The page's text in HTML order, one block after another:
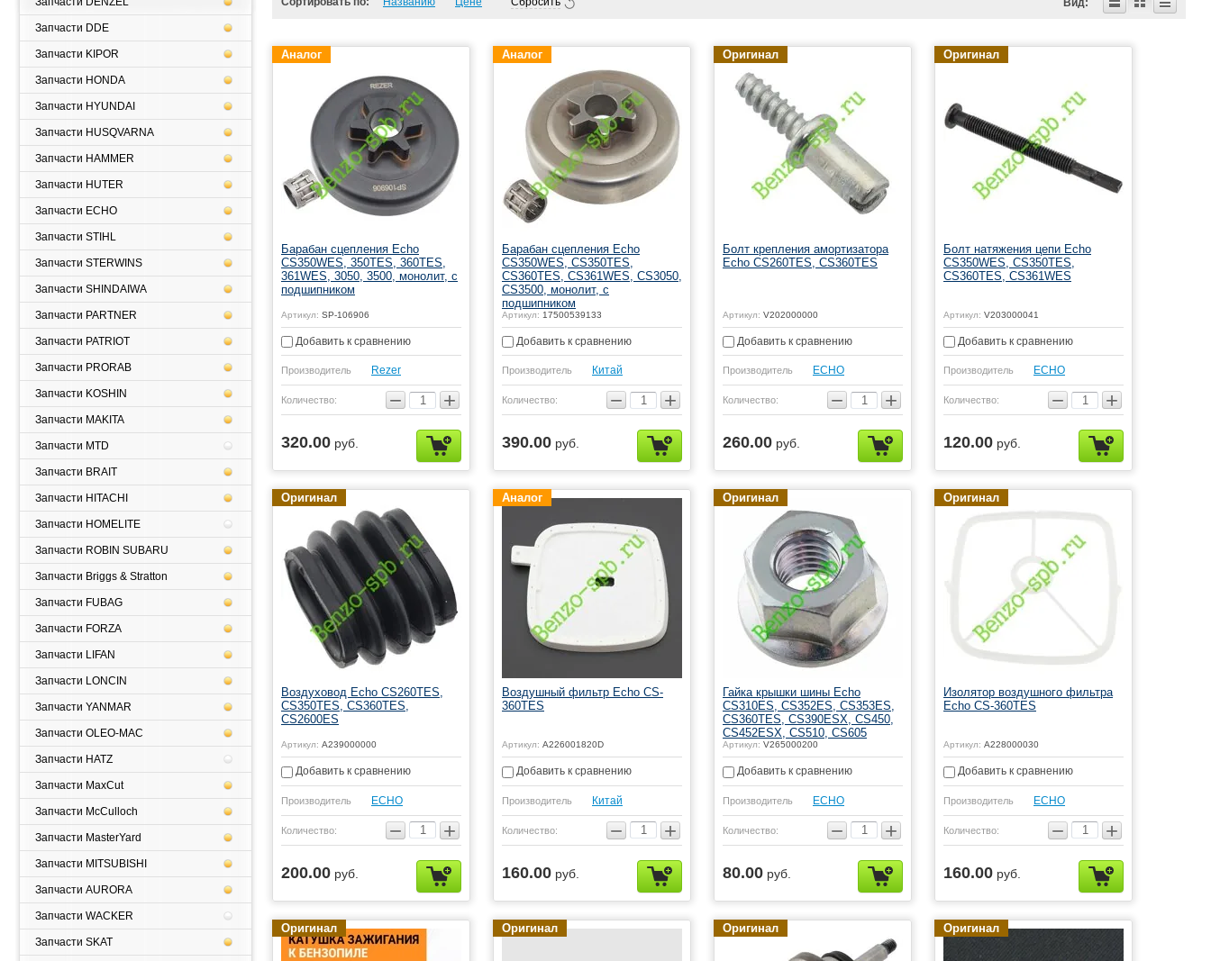
Вид:
Аналог
Барабан сцепления Echo
CS350WES, 350TES, 360TES,
361WES, 3050, 3500, монолит, с
подшипником
Артикул: SP-106906
Добавить к сравнению
Производитель Rezer
Количество: − +
320.00 руб.
Аналог
Барабан сцепления Echo
CS350WES, CS350TES,
CS360TES, CS361WES, CS3050,
CS3500, монолит, с
подшипником
Артикул: 17500539133
Добавить к сравнению
Производитель Китай
Количество: − +
390.00 руб.
Оригинал
Болт крепления амортизатора
Echo CS260TES, CS360TES
Артикул: V202000000
Добавить к сравнению
Производитель ЕСНО
Количество: − +
260.00 руб.
Оригинал
Болт натяжения цепи Echo
CS350WES, CS350TES,
CS360TES, CS361WES
Артикул: V203000041
Добавить к сравнению
Производитель ЕСНО
Количество: − +
120.00 руб.
Оригинал
Воздуховод Echo CS260TES,
CS350TES, CS360TES,
CS2600ES
Артикул: A239000000
Добавить к сравнению
Производитель ЕСНО
Количество: − +
200.00 руб.
Аналог
Воздушный фильтр Echo CS-
360TES
Артикул: A226001820D
Добавить к сравнению
Производитель Китай
Количество: − +
160.00 руб.
Оригинал
Гайка крышки шины Echo
CS310ES, CS352ES, CS353ES,
CS360TES, CS390ESX, CS450,
CS452ESX, CS510, CS605
Артикул: V265000200
Добавить к сравнению
Производитель ЕСНО
Количество: − +
80.00 руб.
Оригинал
Изолятор воздушного фильтра
Echo CS-360TES
Артикул: A228000030
Добавить к сравнению
Производитель ЕСНО
Количество: − +
160.00 руб.
Купить
Оригинал Оригинал Оригинал Оригинал
Запчасти DDE
Запчасти KIPOR
Запчасти HONDA
Запчасти HYUNDAI
Запчасти HUSQVARNA
Запчасти HAMMER
Запчасти HUTER
Запчасти ECHO
Запчасти STIHL
Запчасти STERWINS
Запчасти SHINDAIWA
Запчасти PARTNER
Запчасти PATRIOT
Запчасти PRORAB
Запчасти KOSHIN
Запчасти MAKITA
Запчасти MTD
Запчасти BRAIT
Запчасти HITACHI
Запчасти HOMELITE
Запчасти ROBIN SUBARU
Запчасти Briggs & Stratton
Запчасти FUBAG
Запчасти FORZA
Запчасти LIFAN
Запчасти LONCIN
Запчасти YANMAR
Запчасти OLEO-MAC
Запчасти HATZ
Запчасти MaxCut
Запчасти McCulloch
Запчасти MasterYard
Запчасти MITSUBISHI
Запчасти AURORA
Запчасти WACKER
Запчасти SKAT